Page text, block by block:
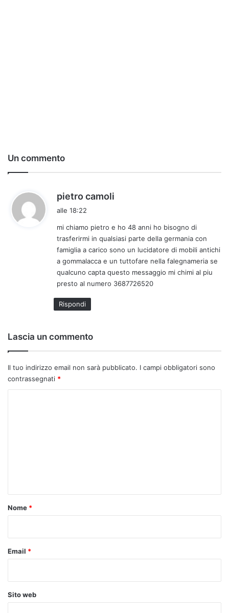
Un commento
pietro camoli
e
t
t
o
:
alle 18:22
mi chiamo pietro e ho 48 anni ho bisogno di
trasferirmi in qualsiasi parte della germania con
famiglia a carico sono un lucidatore di mobili antichi
a gommalacca e un tuttofare nella falegnameria se
qualcuno capta questo messaggio mi chimi al piu
presto al numero 3687726520
Rispondi
Lascia un commento
Il tuo indirizzo email non sarà pubblicato. I campi obbligatori sono
contrassegnati *
o
Nome *
Email *
Sito web